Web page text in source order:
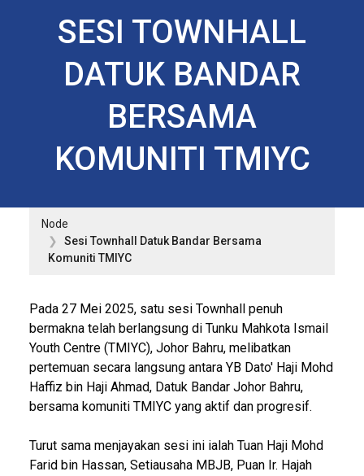
SESI TOWNHALL
DATUK BANDAR
BERSAMA
KOMUNITI TMIYC
Node
Sesi Townhall Datuk Bandar Bersama
Komuniti TMIYC
Pada 27 Mei 2025, satu sesi Townhall penuh
bermakna telah berlangsung di Tunku Mahkota Ismail
Youth Centre (TMIYC), Johor Bahru, melibatkan
pertemuan secara langsung antara YB Dato' Haji Mohd
Haffiz bin Haji Ahmad, Datuk Bandar Johor Bahru,
bersama komuniti TMIYC yang aktif dan progresif.
Turut sama menjayakan sesi ini ialah Tuan Haji Mohd
Farid bin Hassan, Setiausaha MBJB, Puan Ir. Hajah